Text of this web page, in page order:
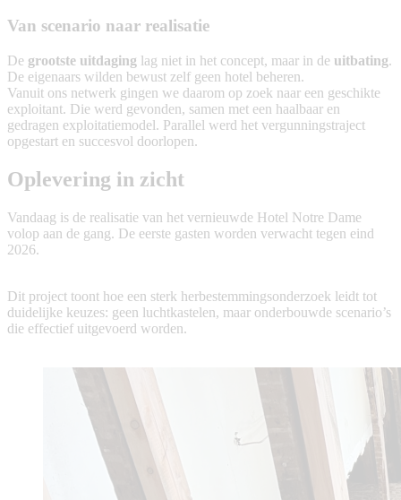
Van scenario naar realisatie
De grootste uitdaging lag niet in het concept, maar in de uitbating.
De eigenaars wilden bewust zelf geen hotel beheren.
Vanuit ons netwerk gingen we daarom op zoek naar een geschikte
exploitant. Die werd gevonden, samen met een haalbaar en
gedragen exploitatiemodel. Parallel werd het vergunningstraject
opgestart en succesvol doorlopen.
Oplevering in zicht
Vandaag is de realisatie van het vernieuwde Hotel Notre Dame
volop aan de gang. De eerste gasten worden verwacht tegen eind
2026.
Dit project toont hoe een sterk herbestemmingsonderzoek leidt tot
duidelijke keuzes: geen luchtkastelen, maar onderbouwde scenario’s
die effectief uitgevoerd worden.